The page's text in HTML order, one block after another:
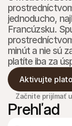
jednoducho,
Francúzsku.
minút a nie sú
platíte iba za
Aktivujte
Začnite prijímať
Prehľad
Partneri
Pre agentúry
Zistite viac o